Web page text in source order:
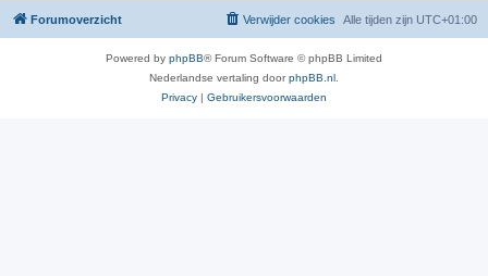
Forumoverzicht Alle tijden zijn UTC+01:00
Verwijder cookies
Powered by phpBB® Forum Software © phpBB Limited
Nederlandse vertaling doorphpBB.nl
Privacy | Gebruikersvoorwaarden